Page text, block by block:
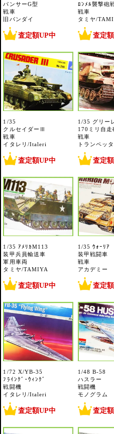
パンサーG型
戦車
旧バンダイ
査定額UP中
ﾛﾝﾒﾙ襲撃砲
戦車
タミヤ/
査定
1/35
クルセイダーⅢ
戦車
イタレリ/Italeri
査定額UP中
1/35 グリー
170ミリ自走
戦車
トランペッ
査定
1/35 ｱﾒﾘｶM113
装甲兵員輸送車
軍用車両
タミヤ/TAMIYA
査定額UP中
1/35 ｳｫｰﾘｱ
装甲戦闘車
戦車
アカデミー
査定
1/72 X/YB-35
ﾌﾗｲﾝｸﾞ･ｳｨﾝｸﾞ
戦闘機
イタレリ/Italeri
査定額UP中
1/48 B-58
ハスラー
戦闘機
モノグラム
査定